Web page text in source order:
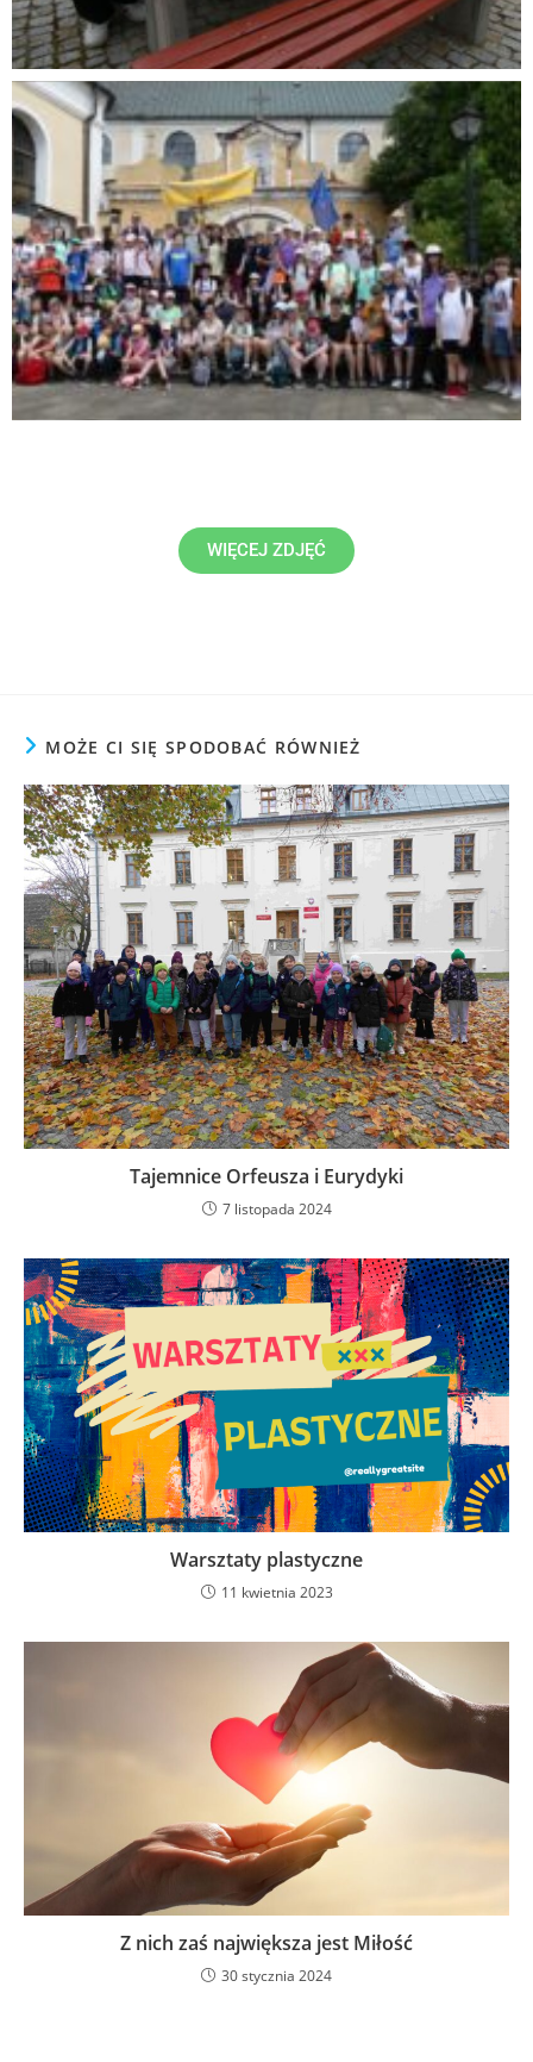
WIĘCEJ ZDJĘĆ
MOŻE CI SIĘ SPODOBAĆ RÓWNIEŻ
Tajemnice Orfeusza i Eurydyki
7 listopada 2024
Warsztaty plastyczne
11 kwietnia 2023
Z nich zaś największa jest Miłość
30 stycznia 2024